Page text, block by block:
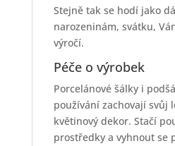
Stejně tak se hodí jako
narozeninám, svátku,
výročí.
Péče o výrobek
Porcelánové šálky i
používání zachovají svůj
květinový dekor. Stačí
prostředky a vyhnout se